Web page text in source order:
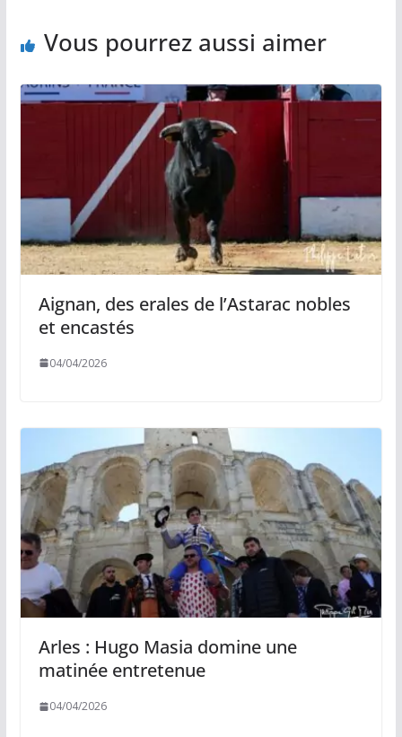
Vous pourrez aussi aimer
Aignan, des erales de l’Astarac nobles
et encastés
04/04/2026
Arles : Hugo Masia domine une
matinée entretenue
04/04/2026